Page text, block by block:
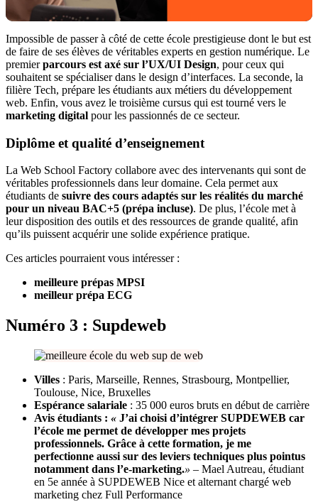
Impossible de passer à côté de cette école prestigieuse dont le but est
de faire de ses élèves de véritables experts en gestion numérique. Le
premierparcours est axé sur l’UX/UI Design, pour ceux qui
souhaitent se spécialiser dans le design d’interfaces. La seconde, la
filière Tech, prépare les étudiants aux métiers du développement
web. Enfin, vous avez le troisième cursus qui est tourné vers le
marketing digital pour les passionnés de ce secteur.
Diplôme et qualité d’enseignement
La Web School Factory collabore avec des intervenants qui sont de
véritables professionnels dans leur domaine. Cela permet aux
étudiants de suivre des cours adaptés sur les réalités du marché
pour un niveau BAC+5 (prépa incluse). De plus, l’école met à
leur disposition des outils et des ressources de grande qualité, afin
qu’ils puissent acquérir une solide expérience pratique.
Ces articles pourraient vous intéresser :
meilleure prépas MPSI
meilleur prépa ECG
Numéro 3 : Supdeweb
Villes : Paris, Marseille, Rennes, Strasbourg, Montpellier,
Toulouse, Nice, Bruxelles
Espérance salariale : 35 000 euros bruts en début de carrière
Avis étudiants : « J’ai choisi d’intégrer SUPDEWEB car
l’école me permet de développer mes projets
professionnels. Grâce à cette formation, je me
perfectionne aussi sur des leviers techniques plus pointus
notamment dans l’e-marketing.» – Mael Autreau, étudiant
en 5e année à SUPDEWEB Nice et alternant chargé web
marketing chez Full Performance